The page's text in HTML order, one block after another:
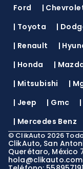
Ford
|
| Toyota |
| Renault |
| Honda |
| Mitsubishi |
| Jeep | Gmc
| Mercedes Benz
© ClikAuto 2026
ClikAuto, San
Querétaro, México
hola@clikauto.com